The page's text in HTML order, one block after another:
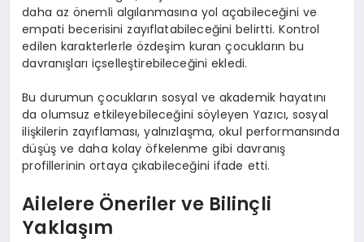
daha az önemli algılanmasına yol açabileceğini ve
empati becerisini zayıflatabileceğini belirtti. Kontrol
edilen karakterlerle özdeşim kuran çocukların bu
davranışları içselleştirebileceğini ekledi.
Bu durumun çocukların sosyal ve akademik hayatını
da olumsuz etkileyebileceğini söyleyen Yazıcı, sosyal
ilişkilerin zayıflaması, yalnızlaşma, okul performansında
düşüş ve daha kolay öfkelenme gibi davranış
profillerinin ortaya çıkabileceğini ifade etti.
Ailelere Öneriler ve Bilinçli
Yaklaşım